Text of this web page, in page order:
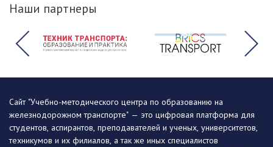
Наши партнеры
Сайт "Учебно-методического центра по образованию на
железнодорожном транспорте" — это цифровая платформа для
студентов, аспирантов, преподавателей и ученых, университетов,
техникумов и их филиалов, а так же иных специалистов